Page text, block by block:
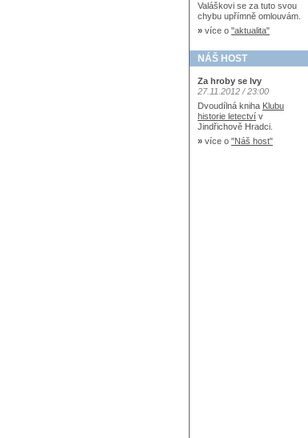
Valáškovi se za tuto svou
chybu upřímně omlouvám.
» více o "aktualita"
NÁŠ HOST
Za hroby se lvy
27.11.2012 / 23:00
Dvoudílná kniha Klubu
historie letectví v
Jindřichově Hradci.
» více o "Náš host"